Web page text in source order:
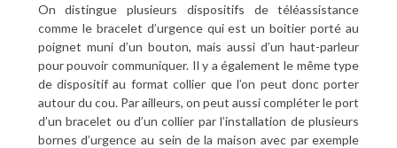
On distingue plusieurs dispositifs de téléassistance
comme le bracelet d’urgence qui est un boitier porté au
poignet muni d’un bouton, mais aussi d’un haut-parleur
pour pouvoir communiquer. Il y a également le même type
de dispositif au format collier que l’on peut donc porter
autour du cou. Par ailleurs, on peut aussi compléter le port
d’un bracelet ou d’un collier par l’installation de plusieurs
bornes d’urgence au sein de la maison avec par exemple